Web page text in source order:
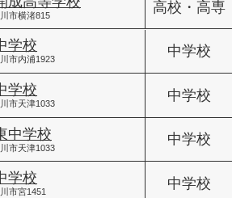
市横渚815
高校・高専
学校
市内浦1923
中学校
学校
市天津1033
中学校
中学校
市天津1033
中学校
学校
市宮1451
中学校